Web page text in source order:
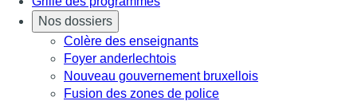
Nos dossiers
Colère des enseignants
Foyer anderlechtois
Nouveau gouvernement bruxellois
Fusion des zones de police